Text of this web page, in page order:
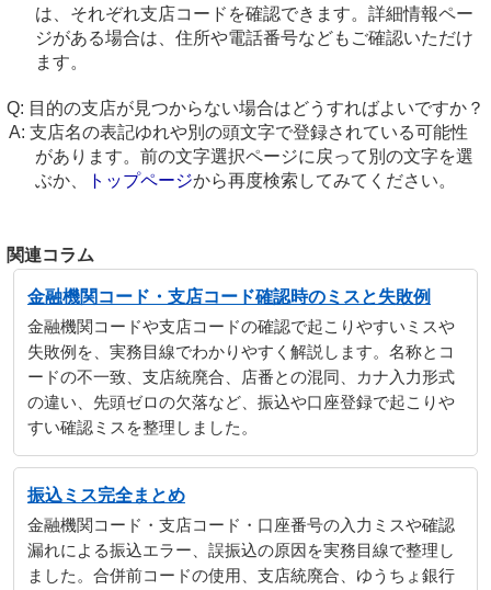
は、それぞれ支店コードを確認できます。詳細情報ペー
ジがある場合は、住所や電話番号などもご確認いただけ
ます。
目的の支店が見つからない場合はどうすればよいですか？
支店名の表記ゆれや別の頭文字で登録されている可能性
があります。前の文字選択ページに戻って別の文字を選
ぶか、
トップページから再度検索してみてください。
関連コラム
金融機関コード・支店コード確認時のミスと失敗例
金融機関コードや支店コードの確認で起こりやすいミスや
失敗例を、実務目線でわかりやすく解説します。名称とコ
ードの不一致、支店統廃合、店番との混同、カナ入力形式
の違い、先頭ゼロの欠落など、振込や口座登録で起こりや
すい確認ミスを整理しました。
振込ミス完全まとめ
金融機関コード・支店コード・口座番号の入力ミスや確認
漏れによる振込エラー、誤振込の原因を実務目線で整理し
ました。合併前コードの使用、支店統廃合、ゆうちょ銀行